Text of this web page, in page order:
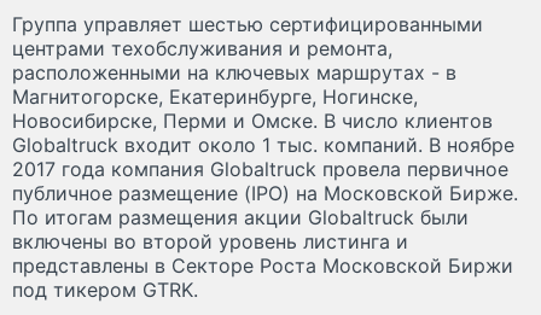
Группа управляет шестью сертифицированными
центрами техобслуживания и ремонта,
расположенными на ключевых маршрутах - в
Магнитогорске, Екатеринбурге, Ногинске,
Новосибирске, Перми и Омске. В число клиентов
Globaltruck входит около 1 тыс. компаний. В ноябре
2017 года компания Globaltruck провела первичное
публичное размещение (IPO) на Московской Бирже.
По итогам размещения акции Globaltruck были
включены во второй уровень листинга и
представлены в Секторе Роста Московской Биржи
под тикером GTRK.